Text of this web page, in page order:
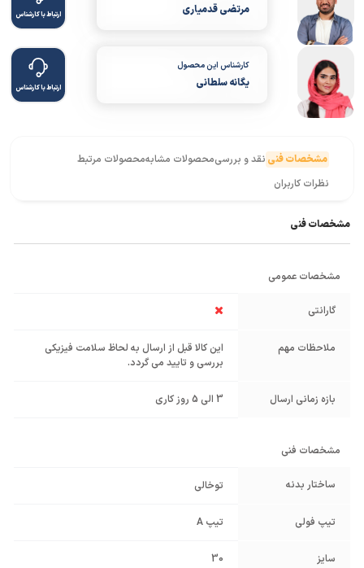
مرتضی قدمیاری ارتباط با کارشناس
کارشناس این محصول
یگانه سلطانی ارتباط با کارشناس
مشخصات فنی نقد و بررسیمحصولات مشابهمحصولات مرتبط
نظرات کاربران
مشخصات فنی
مشخصات عمومی
گارانتی
ملاحظات مهم
این کالا قبل از ارسال به لحاظ سلامت فیزیکی
بررسی و تایید می گردد.
بازه زمانی ارسال 3 الی 5 روز کاری
مشخصات فنی
ساختار بدنه توخالی
تیپ فولی تیپ A
سایز 30